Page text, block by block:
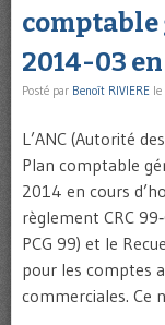
comptable
2014-03
Posté par Benoît RIVIERE le
L’ANC (Autorité
Plan comptable
2014 en cours
règlement CRC
PCG 99) et le
pour les comptes
commerciales. Ce